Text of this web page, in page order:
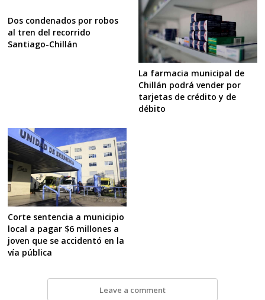
Dos condenados por robos
al tren del recorrido
Santiago-Chillán
La farmacia municipal de
Chillán podrá vender por
tarjetas de crédito y de
débito
Corte sentencia a municipio
local a pagar $6 millones a
joven que se accidentó en la
vía pública
Leave a comment